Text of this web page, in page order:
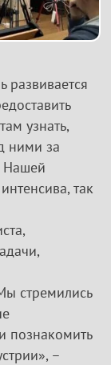
развивается
узнать,
ними за
Нашей
так
стремились
познакомить
–